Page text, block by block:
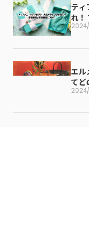
ティ
れ！
エル
てど